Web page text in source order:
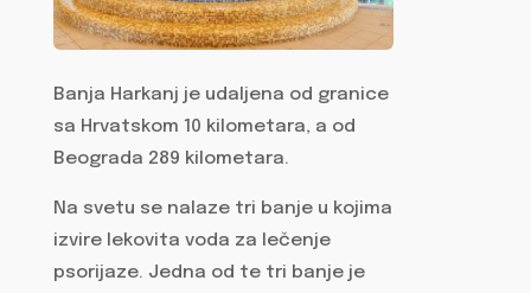
Banja Harkanj je udaljena od granice
sa Hrvatskom 10 kilometara, a od
Beograda 289 kilometara.
Na svetu se nalaze tri banje u kojima
izvire lekovita voda za lečenje
psorijaze. Jedna od te tri banje je